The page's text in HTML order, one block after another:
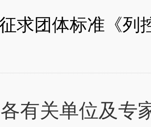
求团体标准《列
关单位及专